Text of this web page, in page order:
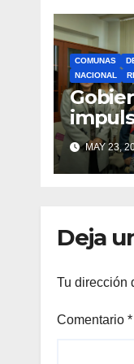
COMUNAS
NACIONAL
MAY 23,
Deja
Tu dirección
Comentario *